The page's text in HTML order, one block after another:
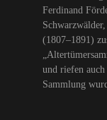
Ferdinand
(1807–1891)
und riefen
Sammlung